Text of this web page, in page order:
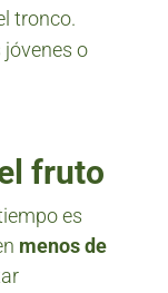
tronco.
o
fruto
es
menos de